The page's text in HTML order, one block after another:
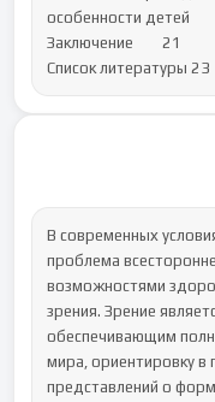
особенности детей	18
Заключение	21
Список литературы	23
В современных
проблема
возможностями
зрения. Зрение
обеспечивающим
мира, ориентировку в
представлений о